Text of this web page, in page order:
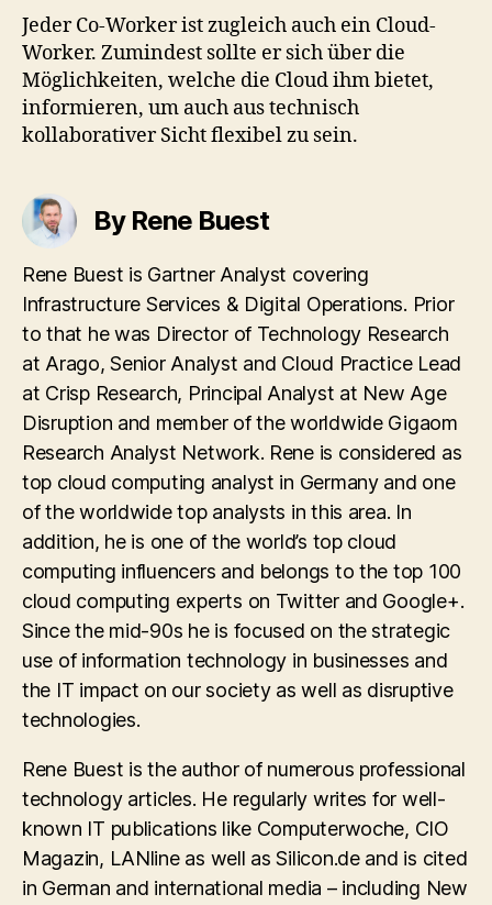
Jeder Co-Worker ist zugleich auch ein Cloud-
Worker. Zumindest sollte er sich über die
Möglichkeiten, welche die Cloud ihm bietet,
informieren, um auch aus technisch
kollaborativer Sicht flexibel zu sein.
By Rene Buest
Rene Buest is Gartner Analyst covering
Infrastructure Services & Digital Operations. Prior
to that he was Director of Technology Research
at Arago, Senior Analyst and Cloud Practice Lead
at Crisp Research, Principal Analyst at New Age
Disruption and member of the worldwide Gigaom
Research Analyst Network. Rene is considered as
top cloud computing analyst in Germany and one
of the worldwide top analysts in this area. In
addition, he is one of the world’s top cloud
computing influencers and belongs to the top 100
cloud computing experts on Twitter and Google+.
Since the mid-90s he is focused on the strategic
use of information technology in businesses and
the IT impact on our society as well as disruptive
technologies.
Rene Buest is the author of numerous professional
technology articles. He regularly writes for well-
known IT publications like Computerwoche, CIO
Magazin, LANline as well as Silicon.de and is cited
in German and international media – including New